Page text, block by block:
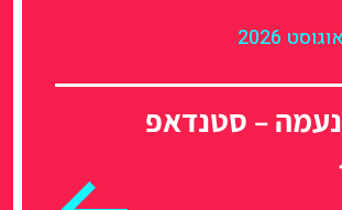
אוגוסט 2026
– סטנדאפ